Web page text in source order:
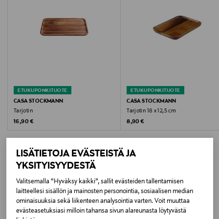
LISÄTIETOJA EVÄSTEISTÄ JA
YKSITYISYYDESTÄ
Valitsemalla “Hyväksy kaikki”, sallit evästeiden tallentamisen
laitteellesi sisällön ja mainosten personointia, sosiaalisen median
ominaisuuksia sekä liikenteen analysointia varten. Voit muuttaa
evästeasetuksiasi milloin tahansa sivun alareunasta löytyvästä
ø 20 x 1.5 cm
Valmistajan tuotenumero
BLACK ACA
Valmistaja
Lindex Group Oyj
Valmistajan osoite
Stockmann, Lindex Group Oyj, Aleksanterinkatu 52 B,
PL 220, 00101, Helsinki, Finland
ETUKUPONKITUOTE
CASA STOCKMANN
Tarjotin
Original Price
16,90 €
ETUKUPONKITUOTE
CASA STOCKMANN
Tarjotin 18 x 12,5 cm
Original Price
8,90 €
LISÄÄ KIINNOSTAVIA
TUOTTEITA